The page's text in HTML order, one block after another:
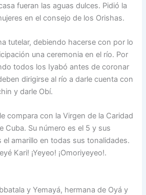
fueran las aguas dulces. Pidió la
en el consejo de los Orishas.
tutelar, debiendo hacerse con por lo
una ceremonia en el río. Por
todos los Iyabó antes de coronar
dirigirse al río a darle cuenta con
y darle Obí.
compara con la Virgen de la Caridad
Cuba. Su número es el 5 y sus
el amarillo en todas sus tonalidades.
Kari! ¡Yeyeo! ¡Omoriyeyeo!.
y Yemayá, hermana de Oyá y